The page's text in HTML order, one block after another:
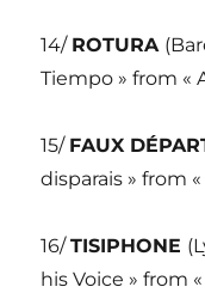
14/ ROTURA
Tiempo » from «
15/ FAUX
disparais » from
16/TISIPHONE
his Voice » from